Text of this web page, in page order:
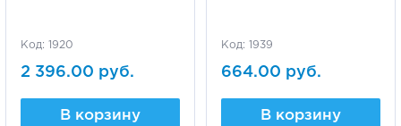
Код: 1920
2 396.00 руб.
В корзину
Код: 1939
664.00 руб.
В корзину